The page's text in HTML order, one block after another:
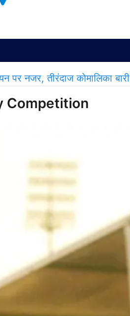
नजर, तीरंदाज कोमालिका
Competition